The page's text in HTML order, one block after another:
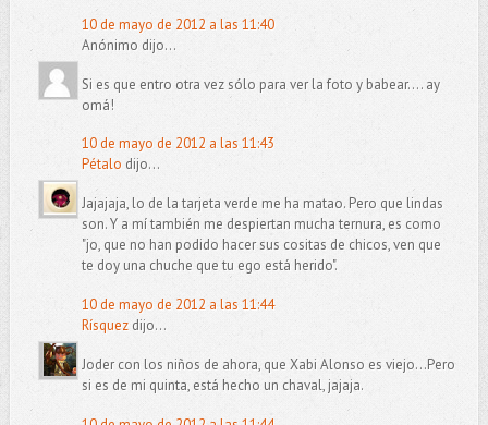
10 de mayo de 2012 a las 11:40
Anónimo dijo...
Si es que entro otra vez sólo para ver la foto y babear.... ay
omá!
10 de mayo de 2012 a las 11:43
Pétalo dijo...
Jajajaja, lo de la tarjeta verde me ha matao. Pero que lindas
son. Y a mí también me despiertan mucha ternura, es como
"jo, que no han podido hacer sus cositas de chicos, ven que
te doy una chuche que tu ego está herido".
10 de mayo de 2012 a las 11:44
Rísquezdijo...
Joder con los niños de ahora, que Xabi Alonso es viejo...Pero
si es de mi quinta, está hecho un chaval, jajaja.